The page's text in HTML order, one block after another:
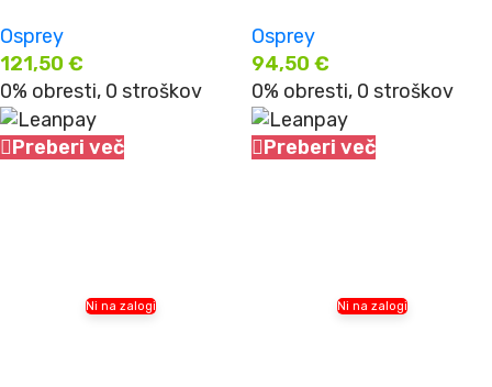
Osprey
121,50 €
0% obresti, 0 stroškov
Preberi več
Osprey
94,50 €
0% obresti, 0 stroškov
Preberi več
Ni na zalogi Ni na zalogi